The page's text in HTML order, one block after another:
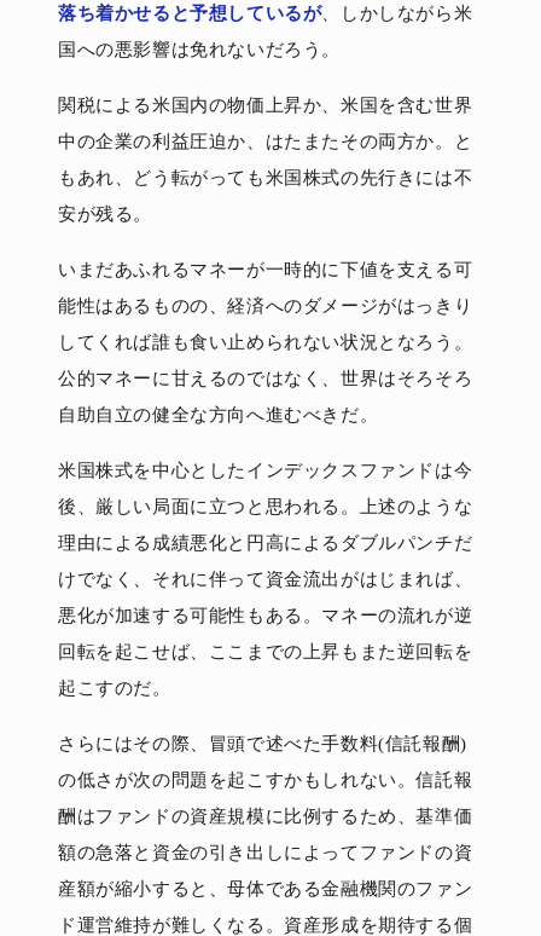
落ち着かせると予想しているが、しかしながら米
国への悪影響は免れないだろう。
関税による米国内の物価上昇か、米国を含む世界
中の企業の利益圧迫か、はたまたその両方か。と
もあれ、どう転がっても米国株式の先行きには不
安が残る。
いまだあふれるマネーが一時的に下値を支える可
能性はあるものの、経済へのダメージがはっきり
してくれば誰も食い止められない状況となろう。
公的マネーに甘えるのではなく、世界はそろそろ
自助自立の健全な方向へ進むべきだ。
米国株式を中心としたインデックスファンドは今
後、厳しい局面に立つと思われる。上述のような
理由による成績悪化と円高によるダブルパンチだ
けでなく、それに伴って資金流出がはじまれば、
悪化が加速する可能性もある。マネーの流れが逆
回転を起こせば、ここまでの上昇もまた逆回転を
起こすのだ。
さらにはその際、冒頭で述べた手数料(信託報酬)
の低さが次の問題を起こすかもしれない。信託報
酬はファンドの資産規模に比例するため、基準価
額の急落と資金の引き出しによってファンドの資
産額が縮小すると、母体である金融機関のファン
ド運営維持が難しくなる。資産形成を期待する個